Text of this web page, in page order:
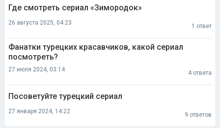
Где смотреть сериал «Зимородок»
26 августа 2025, 04:23
1 ответ
Фанатки турецких красавчиков, какой сериал
посмотреть?
27 июля 2024, 03:14
4 ответа
Посоветуйте турецкий сериал
27 января 2024, 14:22
9 ответов